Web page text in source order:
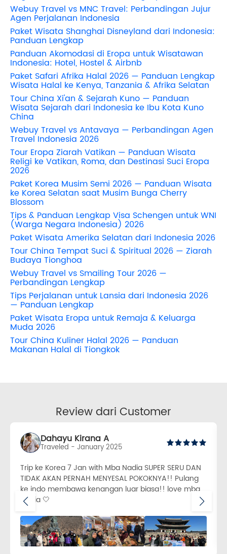
Webuy Travel vs MNC Travel: Perbandingan Jujur
Agen Perjalanan Indonesia
Paket Wisata Shanghai Disneyland dari Indonesia:
Panduan Lengkap
Panduan Akomodasi di Eropa untuk Wisatawan
Indonesia: Hotel, Hostel & Airbnb
Paket Safari Afrika Halal 2026 — Panduan Lengkap
Wisata Halal ke Kenya, Tanzania & Afrika Selatan
Tour China Xi'an & Sejarah Kuno — Panduan
Wisata Sejarah dari Indonesia ke Ibu Kota Kuno
China
Webuy Travel vs Antavaya — Perbandingan Agen
Travel Indonesia 2026
Tour Eropa Ziarah Vatikan — Panduan Wisata
Religi ke Vatikan, Roma, dan Destinasi Suci Eropa
2026
Paket Korea Musim Semi 2026 — Panduan Wisata
ke Korea Selatan saat Musim Bunga Cherry
Blossom
Tips & Panduan Lengkap Visa Schengen untuk WNI
(Warga Negara Indonesia) 2026
Paket Wisata Amerika Selatan dari Indonesia 2026
Tour China Tempat Suci & Spiritual 2026 — Ziarah
Budaya Tionghoa
Webuy Travel vs Smailing Tour 2026 —
Perbandingan Lengkap
Tips Perjalanan untuk Lansia dari Indonesia 2026
— Panduan Lengkap
Paket Wisata Eropa untuk Remaja & Keluarga
Muda 2026
Tour China Kuliner Halal 2026 — Panduan
Makanan Halal di Tiongkok
Review dari Customer
Dahayu Kirana A
Traveled - January 2025
Trip ke Korea 7 Jan with Mba Nadia SUPER SERU DAN
TIDAK AKAN PERNAH MENYESAL POKOKNYA!! Pulang
ke indo membawa kenangan luar biasa!! love mba
Nadia 🤍